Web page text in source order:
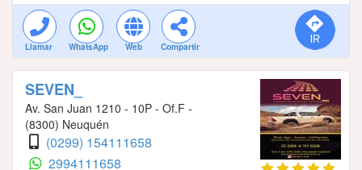
Llamar WhatsApp Web Compartir
SEVEN_
Av. San Juan 1210 - 10P - Of.F -
(8300) Neuquén
(0299) 154111658
2994111658